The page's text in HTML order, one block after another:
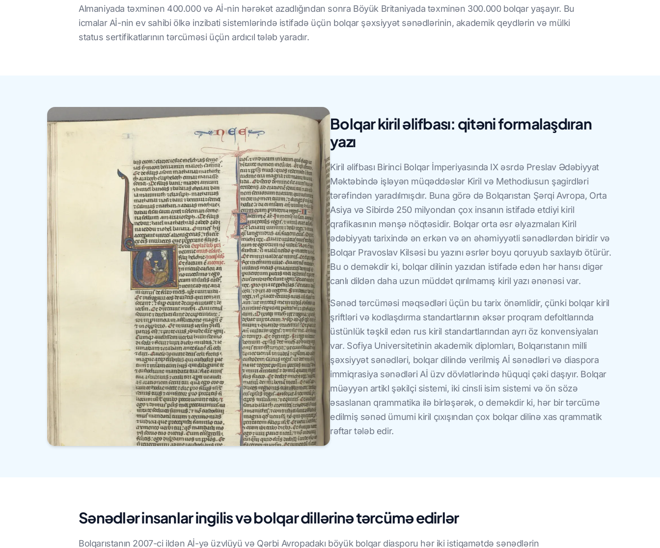
Almaniyada təxminən 400.000 və Aİ-nin hərəkət azadlığından sonra Böyük Britaniyada təxminən 300.000 bolqar yaşayır. Bu
icmalar Aİ-nin ev sahibi ölkə inzibati sistemlərində istifadə üçün bolqar şəxsiyyət sənədlərinin, akademik qeydlərin və mülki
status sertifikatlarının tərcüməsi üçün ardıcıl tələb yaradır.
Bolqar kiril əlifbası: qitəni formalaşdıran
yazı
Kiril əlifbası Birinci Bolqar İmperiyasında IX əsrdə Preslav Ədəbiyyat
Məktəbində işləyən müqəddəslər Kiril və Methodiusun şagirdləri
tərəfindən yaradılmışdır. Buna görə də Bolqarıstan Şərqi Avropa, Orta
Asiya və Sibirdə 250 milyondan çox insanın istifadə etdiyi kiril
qrafikasının mənşə nöqtəsidir. Bolqar orta əsr əlyazmaları Kiril
ədəbiyyatı tarixində ən erkən və ən əhəmiyyətli sənədlərdən biridir və
Bolqar Pravoslav Kilsəsi bu yazını əsrlər boyu qoruyub saxlayıb ötürür.
Bu o deməkdir ki, bolqar dilinin yazıdan istifadə edən hər hansı digər
canlı dildən daha uzun müddət qırılmamış kiril yazı ənənəsi var.
Sənəd tərcüməsi məqsədləri üçün bu tarix önəmlidir, çünki bolqar kiril
şriftləri və kodlaşdırma standartlarının əksər proqram defoltlarında
üstünlük təşkil edən rus kiril standartlarından ayrı öz konvensiyaları
var. Sofiya Universitetinin akademik diplomları, Bolqarıstanın milli
şəxsiyyət sənədləri, bolqar dilində verilmiş Aİ sənədləri və diaspora
immiqrasiya sənədləri Aİ üzv dövlətlərində hüquqi çəki daşıyır. Bolqar
müəyyən artikl şəkilçi sistemi, iki cinsli isim sistemi və ön sözə
əsaslanan qrammatika ilə birləşərək, o deməkdir ki, hər bir tərcümə
edilmiş sənəd ümumi kiril çıxışından çox bolqar dilinə xas qrammatik
rəftar tələb edir.
Sənədlər insanlar ingilis və bolqar dillərinə tərcümə edirlər
Bolqarıstanın 2007-ci ildən Aİ-yə üzvlüyü və Qərbi Avropadakı böyük bolqar diasporu hər iki istiqamətdə sənədlərin